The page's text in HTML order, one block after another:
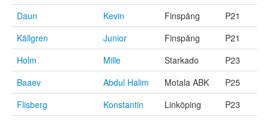
Daun
Kevin Finspång
P21
Källgren
Junior Finspång
P21
Holm
Mille Starkado
P23
Baaev
Abdul Halim Motala ABK
P25
Flisberg
Konstantin Linköping
P23